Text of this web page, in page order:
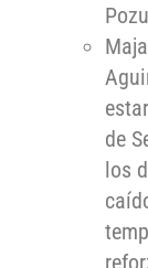
de
los